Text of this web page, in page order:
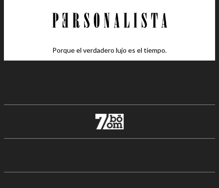
Porque el verdadero lujo es el tiempo.